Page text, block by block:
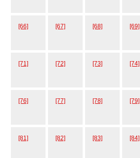
[66] [67] [68] [69]
[71] [72] [73] [74]
[76] [77] [78] [79]
[81] [82] [83] [84]